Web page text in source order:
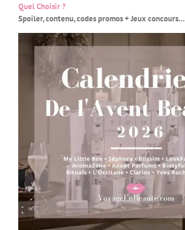
Quel Choisir ?
Spoiler, contenu, codes promos + Jeux concours…